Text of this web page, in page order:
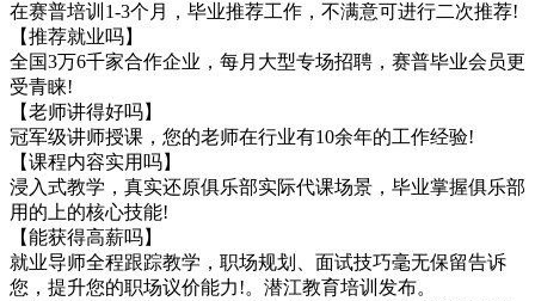
在赛普培训1-3个月，毕业推荐工作，不满意可进行二次推荐!
【推荐就业吗】
全国3万6千家合作企业，每月大型专场招聘，赛普毕业会员更
受青睐!
【老师讲得好吗】
冠军级讲师授课，您的老师在行业有10余年的工作经验!
【课程内容实用吗】
浸入式教学，真实还原俱乐部实际代课场景，毕业掌握俱乐部
用的上的核心技能!
【能获得高薪吗】
就业导师全程跟踪教学，职场规划、面试技巧毫无保留告诉
您，提升您的职场议价能力!。潜江教育培训发布。